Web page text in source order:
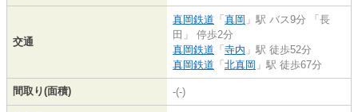
交通
真岡鉄道 「 真岡 」駅 バス9分 「長
田」 停歩2分
真岡鉄道 「 寺内 」駅 徒歩52分
真岡鉄道 「 北真岡 」駅 徒歩67分
間取り(面積) -(-)